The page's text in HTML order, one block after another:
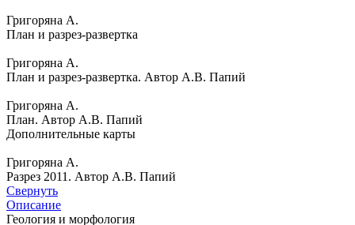
Григоряна А.
План и разрез-развертка
Григоряна А.
План и разрез-развертка. Автор А.В. Папий
Григоряна А.
План. Автор А.В. Папий
Дополнительные карты
Григоряна А.
Разрез 2011. Автор А.В. Папий
Свернуть
Описание
Геология и морфология